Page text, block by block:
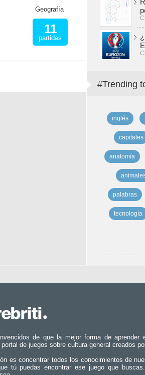
Geografía
11
partidas
#Trending
inglés
capitales
anatomía
palabras
tecnología
de que la mejor forma de aprender
de juegos sobre cultura general creados
es concentrar todos los conocimientos de
tú puedas encontrar ese juego que